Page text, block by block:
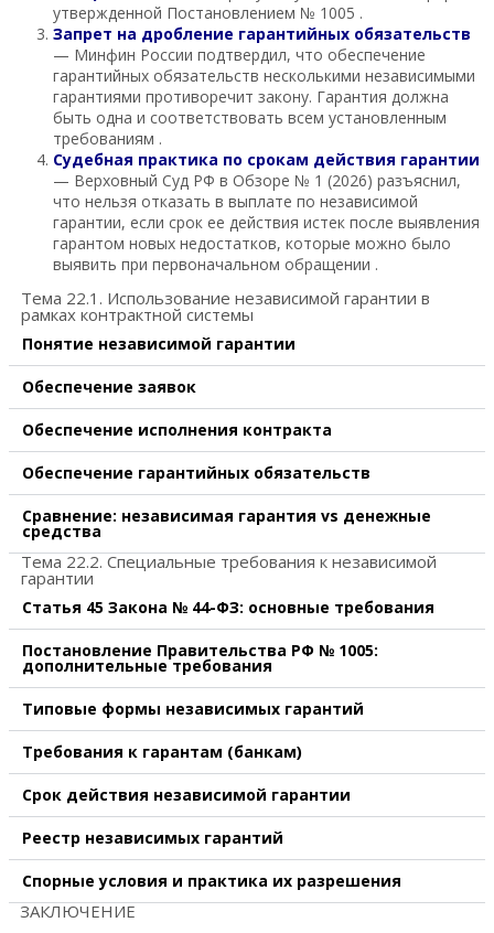
утвержденной Постановлением № 1005 .
Запрет на дробление гарантийных обязательств
— Минфин России подтвердил, что обеспечение
гарантийных обязательств несколькими независимыми
гарантиями противоречит закону. Гарантия должна
быть одна и соответствовать всем установленным
требованиям .
Судебная практика по срокам действия гарантии
— Верховный Суд РФ в Обзоре № 1 (2026) разъяснил,
что нельзя отказать в выплате по независимой
гарантии, если срок ее действия истек после выявления
гарантом новых недостатков, которые можно было
выявить при первоначальном обращении .
Тема 22.1. Использование независимой гарантии в
рамках контрактной системы
Понятие независимой гарантии
Обеспечение заявок
Обеспечение исполнения контракта
Обеспечение гарантийных обязательств
Сравнение: независимая гарантия vs денежные
средства
Тема 22.2. Специальные требования к независимой
гарантии
Статья 45 Закона № 44-ФЗ: основные требования
Постановление Правительства РФ № 1005:
дополнительные требования
Типовые формы независимых гарантий
Требования к гарантам (банкам)
Срок действия независимой гарантии
Реестр независимых гарантий
Спорные условия и практика их разрешения
ЗАКЛЮЧЕНИЕ